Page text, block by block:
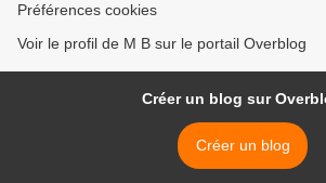
Préférences cookies
Voir le profil de M B sur le portail Overblog
Créer un blog sur
Créer un blog